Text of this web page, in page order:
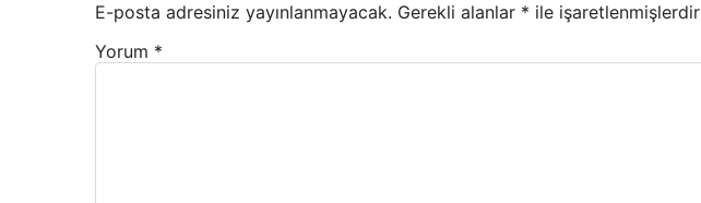
E-posta adresiniz yayınlanmayacak. Gerekli alanlar * ile işaretlenmişlerdir
Yorum *